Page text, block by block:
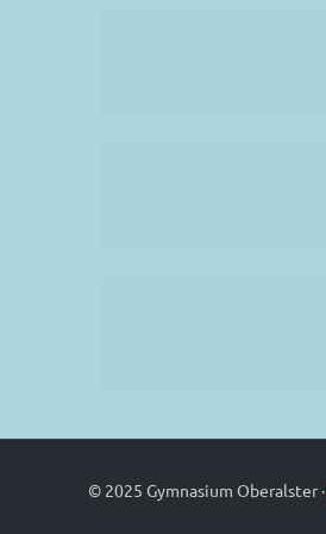
© 2025 Gymnasium Oberalster ·